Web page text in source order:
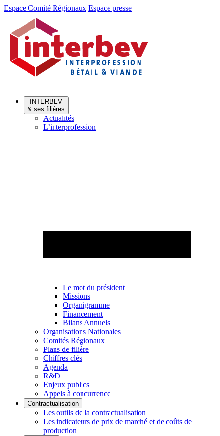
Aller
Aller
contenu
Espace Comité Régionaux Espace presse
INTERBEV
& ses filières
Actualités
L’interprofession
Le mot du président
Missions
Organigramme
Financement
Bilans Annuels
Organisations Nationales
Comités Régionaux
Plans de filière
Chiffres clés
Agenda
R&D
Enjeux publics
Appels à concurrence
Contractualisation
Les outils de la contractualisation
Les indicateurs de prix de marché et de coûts de
production